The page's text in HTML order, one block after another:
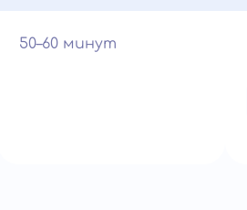
50–60 минут